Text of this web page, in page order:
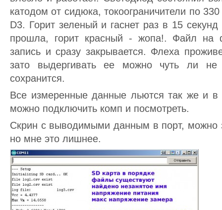
катодом от сидюка, токоограничители по
D3. Горит зеленый и гаснет раз в 15
прошла, горит красный - жопа!. Файл на
запись и сразу закрывается. Флеха
зато выдергивать ее можно чуть ли
сохранится.
Все измеренные данные льются так же и в
можно подключить комп и посмотреть.
Скрин с выводимыми данным в порт, можно
но мне это лишнее.